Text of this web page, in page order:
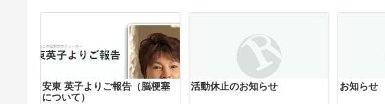
安東 英子よりご報告（脳梗塞
について）
活動休止のお知らせ お知らせ